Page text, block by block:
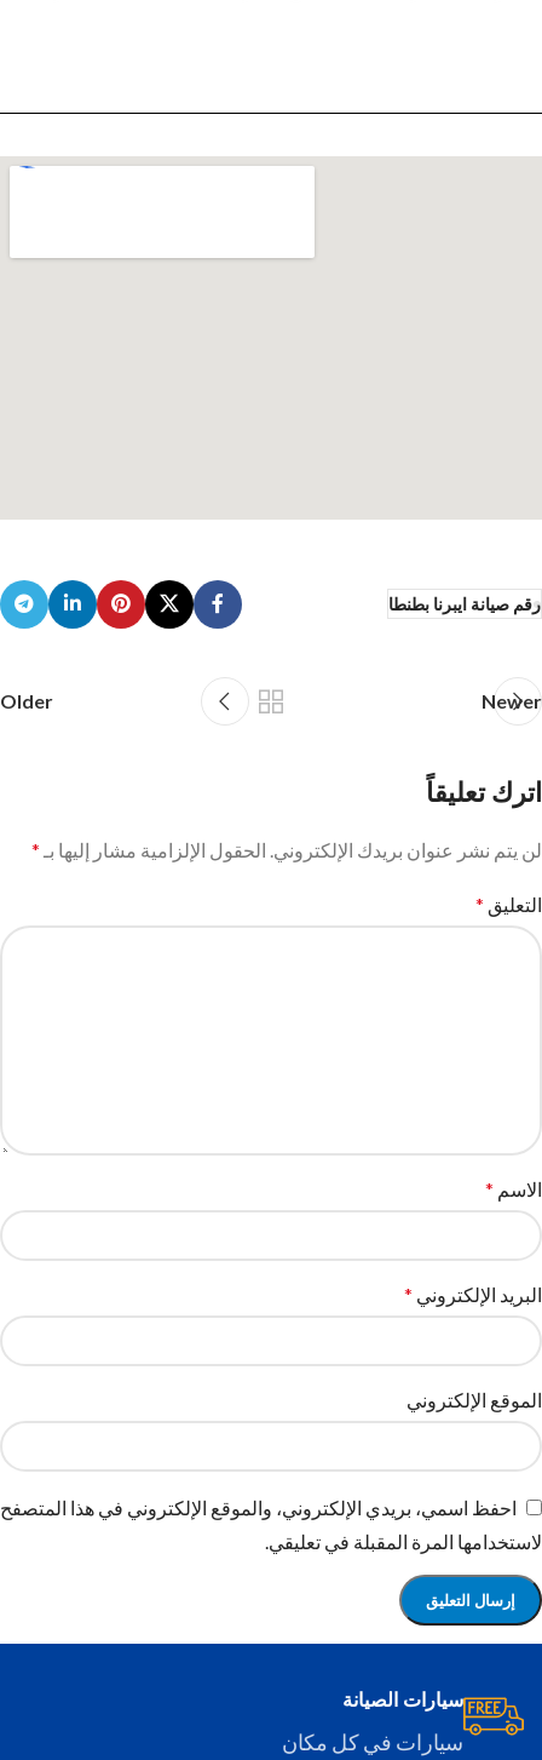
رقم صيانة ايبرنا بطنطا
Newer
Older
اترك تعليقاً
لن يتم نشر عنوان بريدك الإلكتروني. الحقول الإلزامية مشار إليها بـ *
التعليق *
الاسم *
البريد الإلكتروني *
الموقع الإلكتروني
احفظ اسمي، بريدي الإلكتروني، والموقع الإلكتروني في هذا المتصفح
لاستخدامها المرة المقبلة في تعليقي.
سيارات الصيانة
سيارات في كل مكان